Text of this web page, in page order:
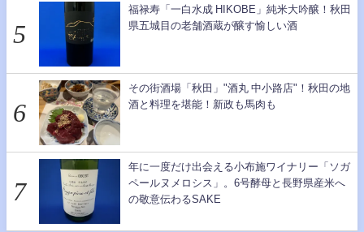
福禄寿「一白水成 HIKOBE」純米大吟醸！秋田
県五城目の老舗酒蔵が醸す愉しい酒
その街酒場「秋田」"酒丸 中小路店"！秋田の地
酒と料理を堪能！新政も馬肉も
年に一度だけ出会える小布施ワイナリー「ソガ
ペールヌメロシス」。6号酵母と長野県産米へ
の敬意伝わるSAKE